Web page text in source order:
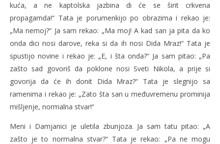
kuća, a ne kaptolska jazbina di će se širit crkvena
propagamda!“ Tata je porumenkijo po obrazima i rekao je:
„Ma nemoj?“ Ja sam rekao: „Ma moj! A kad san ja pita da ko
onda dici nosi darove, reka si da ih nosi Dida Mraz!“ Tata je
spustijo novine i rekao je: „E, i šta onda?“ Ja sam pitao: „Pa
zašto sad govoriš da poklone nosi Sveti Nikola, a prije si
govorija da će ih donit Dida Mraz?“ Tata je slegnijo sa
ramenima i rekao je: „Zato šta san u međuvremenu prominija
mišljenje, normalna stvar!“
Meni i Damjanici je uletila zbunjoza. Ja sam tatu pitao: „A
zašto je to normalna stvar?“ Tata je rekao: „Pa ne mogu